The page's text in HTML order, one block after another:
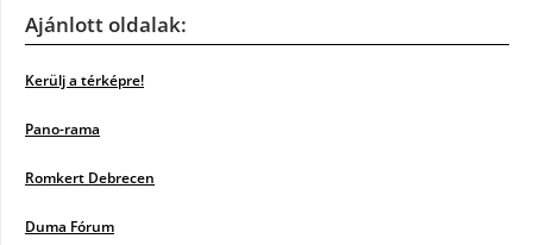
Ajánlott oldalak:
Kerülj a térképre!
Pano-rama
Romkert Debrecen
Duma Fórum